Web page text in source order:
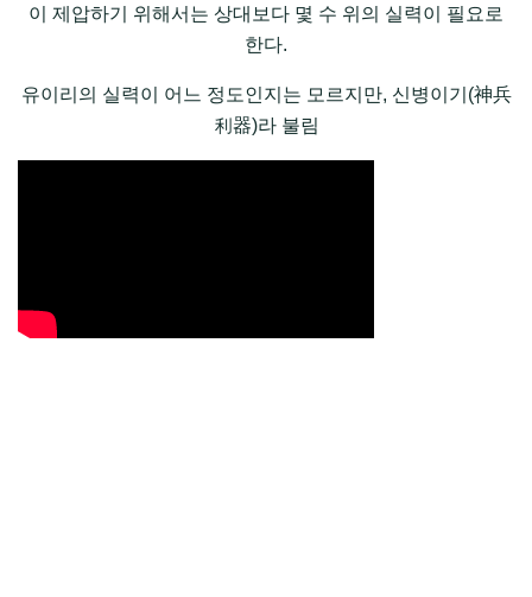
이 제압하기 위해서는 상대보다 몇 수 위의 실력이 필요로
한다.
유이리의 실력이 어느 정도인지는 모르지만, 신병이기(神兵
利器)라 불림